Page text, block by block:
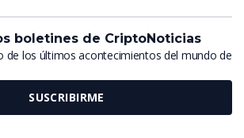
boletines de CriptoNoticias
de los últimos acontecimientos del mundo de
SUSCRIBIRME